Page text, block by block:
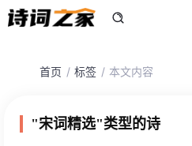
首页 标签 本文内容
"宋词精选"类型的诗